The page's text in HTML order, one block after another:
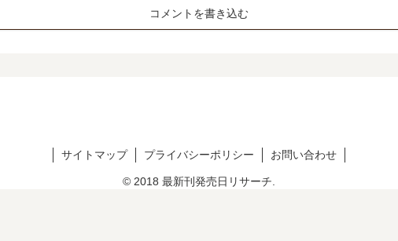
コメントを書き込む
サイトマップ プライバシーポリシー お問い合わせ
© 2018 最新刊発売日リサーチ.